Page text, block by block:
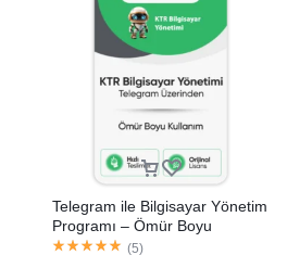
Telegram ile Bilgisayar Yönetim
Programı – Ömür Boyu
Kullanım
(5)